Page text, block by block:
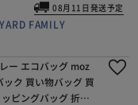
08月11日発送予定
FAMILY
ー エコバッグ moz
ック 買い物バッグ 買
ピングバッグ 折り